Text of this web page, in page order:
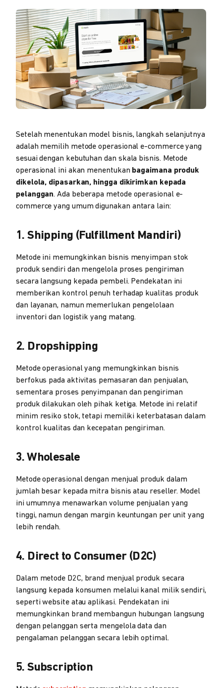
Setelah menentukan model bisnis, langkah selanjutnya
adalah memilih metode operasional e-commerce yang
sesuai dengan kebutuhan dan skala bisnis. Metode
operasional ini akan menentukan bagaimana produk
dikelola, dipasarkan, hingga dikirimkan kepada
pelanggan. Ada beberapa metode operasional e-
commerce yang umum digunakan antara lain:
1. Shipping (Fulfillment Mandiri)
Metode ini memungkinkan bisnis menyimpan stok
produk sendiri dan mengelola proses pengiriman
secara langsung kepada pembeli. Pendekatan ini
memberikan kontrol penuh terhadap kualitas produk
dan layanan, namun memerlukan pengelolaan
inventori dan logistik yang matang.
2. Dropshipping
Metode operasional yang memungkinkan bisnis
berfokus pada aktivitas pemasaran dan penjualan,
sementara proses penyimpanan dan pengiriman
produk dilakukan oleh pihak ketiga. Metode ini relatif
minim resiko stok, tetapi memiliki keterbatasan dalam
kontrol kualitas dan kecepatan pengiriman.
3. Wholesale
Metode operasional dengan menjual produk dalam
jumlah besar kepada mitra bisnis atau reseller. Model
ini umumnya menawarkan volume penjualan yang
tinggi, namun dengan margin keuntungan per unit yang
lebih rendah.
4. Direct to Consumer (D2C)
Dalam metode D2C, brand menjual produk secara
langsung kepada konsumen melalui kanal milik sendiri,
seperti website atau aplikasi. Pendekatan ini
memungkinkan brand membangun hubungan langsung
dengan pelanggan serta mengelola data dan
pengalaman pelanggan secara lebih optimal.
5. Subscription